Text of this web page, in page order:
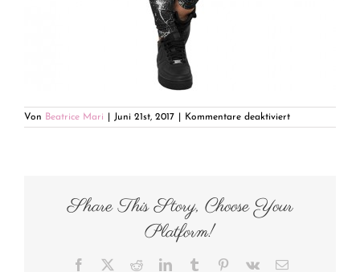
Von Beatrice Mari Juni 21st, 2017 Kommentare deaktiviertfür
Hose-
Share This Story, Choose Your
Platform!
Facebook RedditLinkedInTumblr Pinterest
Vk
E-